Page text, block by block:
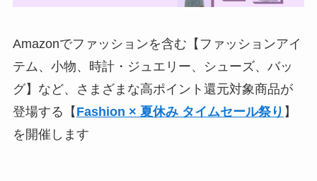
Amazonでファッションを含む【ファッションアイ
テム、小物、時計・ジュエリー、シューズ、バッ
グ】など、さまざまな高ポイント還元対象商品が
登場する【 Fashion × 夏休み タイムセール祭り 】
を開催します